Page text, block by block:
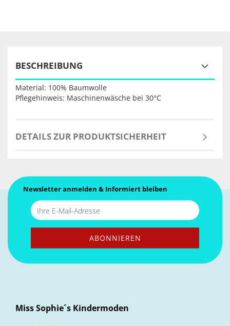
BESCHREIBUNG
Material: 100% Baumwolle
Pflegehinweis: Maschinenwäsche bei 30°C
DETAILS ZUR PRODUKTSICHERHEIT
Newsletter anmelden & Informiert bleiben
Miss Sophie´s Kindermoden